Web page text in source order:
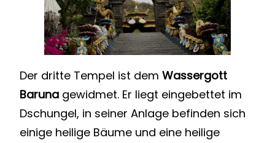
Der dritte Tempel ist dem Wassergott
Baruna gewidmet. Er liegt eingebettet im
Dschungel, in seiner Anlage befinden sich
einige heilige Bäume und eine heilige